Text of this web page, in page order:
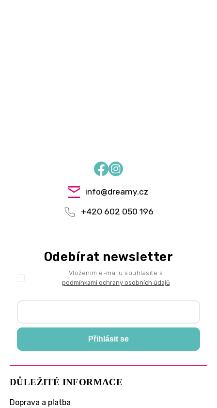
FacebookInstagram
info@dreamy.cz
+420 602 050 196
DŮLEŽITÉ INFORMACE
Doprava a platba
Odebírat newsletter
Vložením e-mailu souhlasíte s
podmínkami ochrany osobních údajů
Přihlásit se